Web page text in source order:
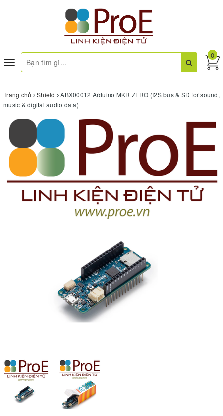
Toggle
navigation
0
Trang chủ Shield
ABX00012 Arduino MKR ZERO (I2S bus & SD for sound,
music & digital audio data)